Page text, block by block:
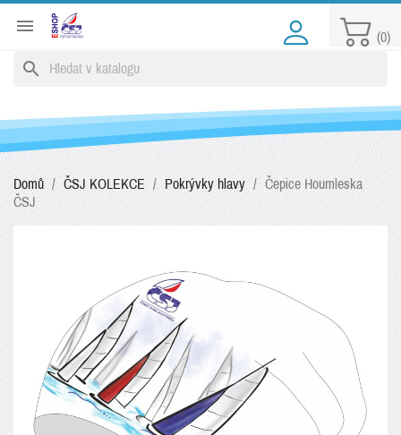

(0)
search
Domů ČSJ KOLEKCE Pokrývky hlavy
Čepice Houmleska
ČSJ